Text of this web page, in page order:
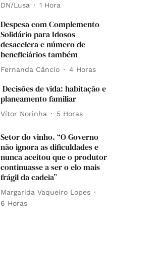
DN/Lusa 1 Hora
Despesa com Complemento
Solidário para Idosos
desacelera e número de
beneficiários também
Fernanda Câncio 4 Horas
Decisões de vida: habitação e
planeamento familiar
Vítor Norinha 5 Horas
Setor do vinho. “O Governo
não ignora as dificuldades e
nunca aceitou que o produtor
continuasse a ser o elo mais
frágil da cadeia”
Margarida Vaqueiro Lopes
6 Horas